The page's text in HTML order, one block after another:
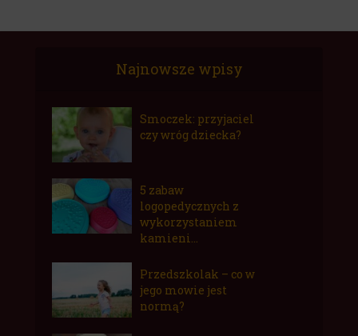
Najnowsze wpisy
Smoczek: przyjaciel
czy wróg dziecka?
5 zabaw
logopedycznych z
wykorzystaniem
kamieni...
Przedszkolak – co w
jego mowie jest
normą?